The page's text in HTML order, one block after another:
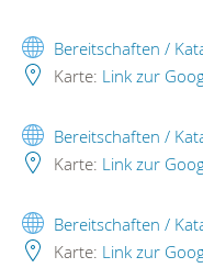
Bereitschaften /
Karte: Link zur
Bereitschaften /
Karte: Link zur
Bereitschaften /
Karte: Link zur